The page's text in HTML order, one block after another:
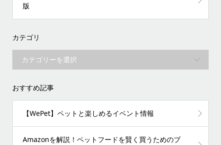
版
カテゴリ
おすすめ記事
【WePet】ペットと楽しめるイベント情報
Amazonを解説！ペットフードを賢く買うためのブ